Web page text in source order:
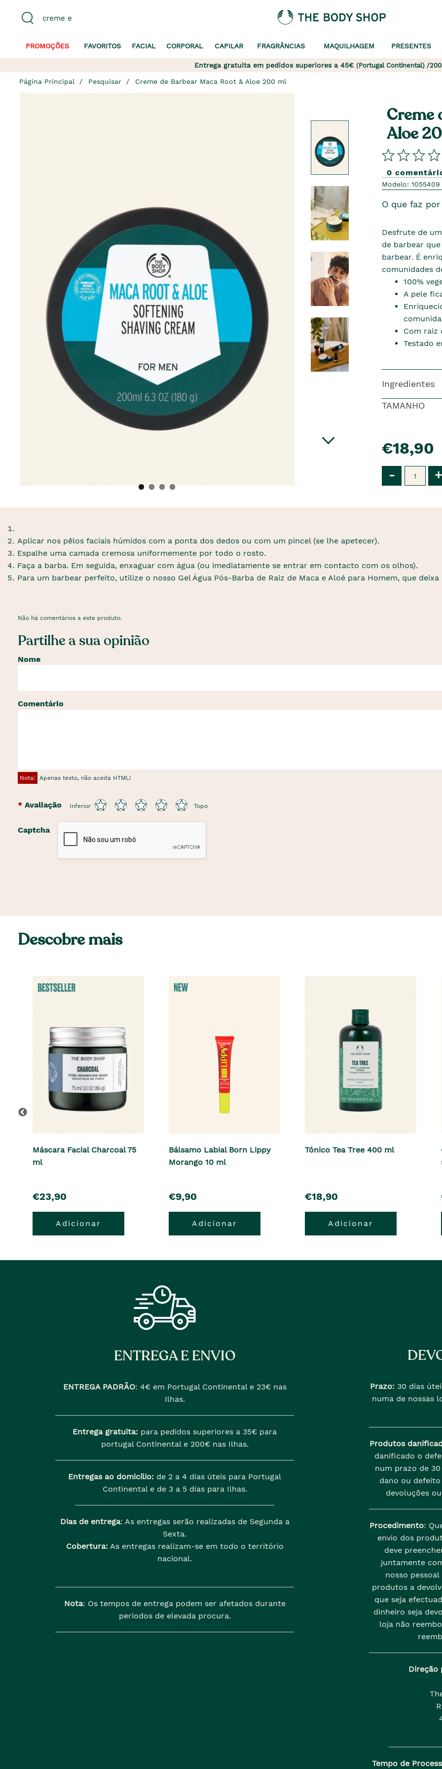
PROMOÇÕES FAVORITOS FACIAL CORPORAL CAPILAR FRAGRÂNCIAS MAQUILHAGEM PRESENTES
Entrega gratuita em pedidos superiores a 45€ (Portugal Continental) /
Página Principal Pesquisar Creme de Barbear Maca Root & Aloe 200 ml
Creme
Aloe
0
Modelo: 1055409
O que faz
Desfrute de
de barbear
barbear. É
comunidades
100%
A pele
Com raiz
Testado
Ingredientes
TAMANHO
€18,90
- +
Aplicar nos pêlos faciais húmidos com a ponta dos dedos ou com um pincel (se lhe apetecer).
Espalhe uma camada cremosa uniformemente por todo o rosto.
Faça a barba. Em seguida, enxaguar com água (ou imediatamente se entrar em contacto com os olhos).
Para um barbear perfeito, utilize o nosso Gel Água Pós-Barba de Raiz de Maca e Aloé para Homem, que
Não há comentários a este produto.
Partilhe a sua opinião
Nome
Comentário
Nota: Apenas texto, não aceita HTML!
Avaliação Inferior Topo
Captcha
Descobre mais
Máscara Facial Charcoal 75
ml
pre�o
€23,90
Adicionar
Bálsamo Labial Born Lippy
Morango 10 ml
pre�o
€9,90
Adicionar
Tónico Tea Tree 400 ml
pre�o
€18,90
Adicionar
ENTREGA E ENVIO
ENTREGA PADRÃO: 4€ em Portugal Continental e 23€ nas
Ilhas.
Entrega gratuita: para pedidos superiores a 35€ para
portugal Continental e 200€ nas Ilhas.
Entregas ao domicílio: de 2 a 4 dias úteis para Portugal
Continental e de 3 a 5 dias para Ilhas.
Dias de entrega: As entregas serão realizadas de Segunda a
Sexta.
Cobertura: As entregas realizam-se em todo o território
nacional.
Nota: Os tempos de entrega podem ser afetados durante
periodos de elevada procura.
Prazo: 30 dias
numa de nossas
Produtos
danificado o
num prazo de
dano ou
devoluções
Procedimento:
envio dos
deve
juntamente
nosso
produtos a
que seja
dinheiro seja
loja não
Direção
Tempo de